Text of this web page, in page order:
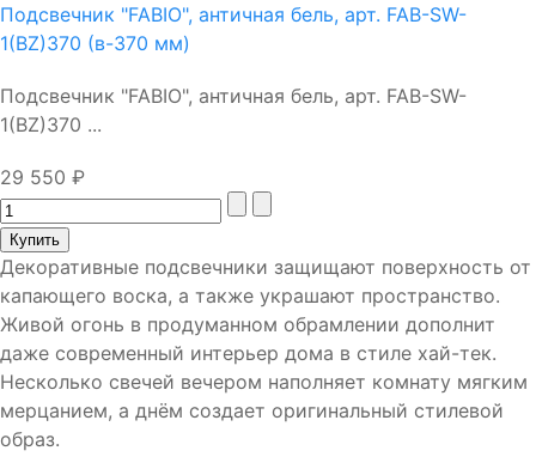
Подсвечник "FABIO", античная бель, арт. FAB-SW-
1(BZ)370 (в-370 мм)
Подсвечник "FABIO", античная бель, арт. FAB-SW-
1(BZ)370 ...
29 550 ₽
Декоративные подсвечники защищают поверхность от
капающего воска, а также украшают пространство.
Живой огонь в продуманном обрамлении дополнит
даже современный интерьер дома в стиле хай-тек.
Несколько свечей вечером наполняет комнату мягким
мерцанием, а днём создает оригинальный стилевой
образ.